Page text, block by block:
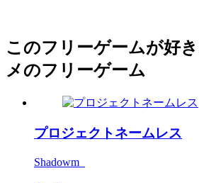
このフリーゲームが好
メのフリーゲーム
プロジェクトネームレス
Shadowm_